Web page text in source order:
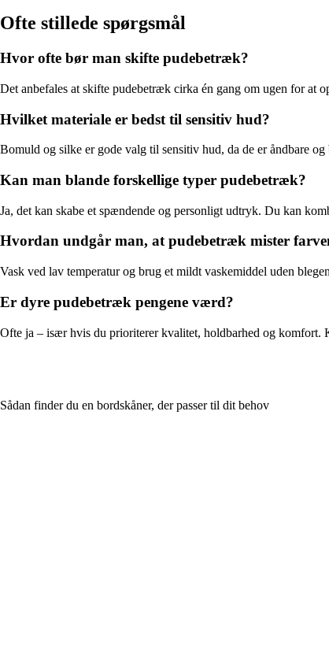
Ofte stillede spørgsmål
Hvor ofte bør man skifte pudebetræk?
Det anbefales at skifte pudebetræk cirka én gang om ugen for at
Hvilket materiale er bedst til sensitiv hud?
Bomuld og silke er gode valg til sensitiv hud, da de er åndbare
Kan man blande forskellige typer pudebetræk?
Ja, det kan skabe et spændende og personligt udtryk. Du kan
Hvordan undgår man, at pudebetræk mister
Vask ved lav temperatur og brug et mildt vaskemiddel uden
Er dyre pudebetræk pengene værd?
Ofte ja – især hvis du prioriterer kvalitet, holdbarhed og komfort.
Sådan finder du en bordskåner, der passer til dit behov